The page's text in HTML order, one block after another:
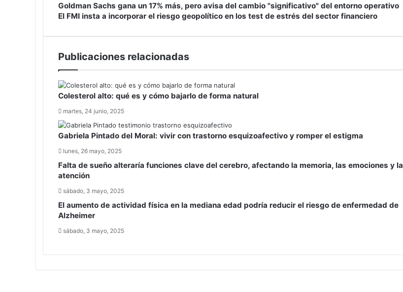
Goldman
Sachs
un
más,
del
cambio
"significativo"
del
entorno
operativo
Goldman Sachs gana un 17% más, pero avisa del cambio "significativo" del entorno operativo
El
insta
incorporar
geopolítico
en
los
test
de
estrés
del
financiero
El FMI insta a incorporar el riesgo geopolítico en los test de estrés del sector financiero
Publicaciones relacionadas
Colesterol alto: qué es y cómo bajarlo de forma natural
martes, 24 junio, 2025
Gabriela Pintado del Moral: vivir con trastorno esquizoafectivo y romper el estigma
lunes, 26 mayo, 2025
Falta de sueño alteraría funciones clave del cerebro, afectando la memoria, las emociones y la
atención
sábado, 3 mayo, 2025
El aumento de actividad física en la mediana edad podría reducir el riesgo de enfermedad de
Alzheimer
sábado, 3 mayo, 2025